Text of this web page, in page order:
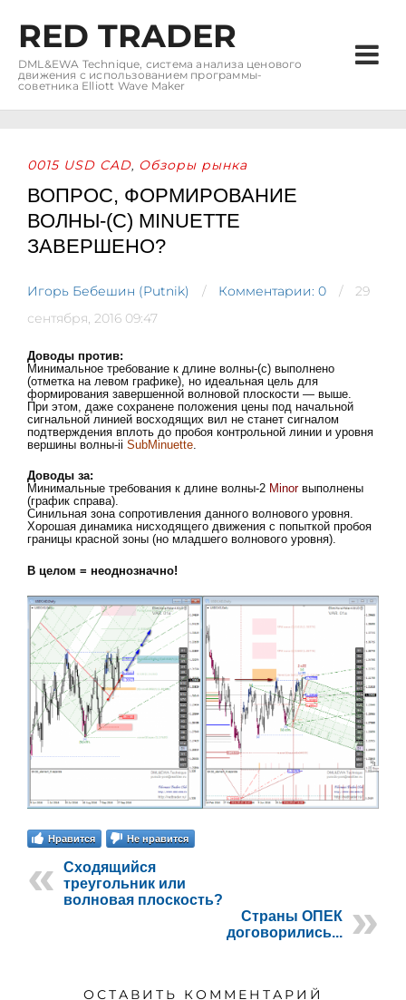
RED TRADER
DML&EWA Technique, система анализа ценового
движения с использованием программы-
советника Elliott Wave Maker
0015 USD CAD, Обзоры рынка
ВОПРОС, ФОРМИРОВАНИЕ
ВОЛНЫ-(С) MINUETTE
ЗАВЕРШЕНО?
Игорь Бебешин (Putnik) Комментарии: 0
29
сентября, 2016 09:47
Доводы против:
Минимальное требование к длине волны-(с) выполнено
(отметка на левом графике), но идеальная цель для
формирования завершенной волновой плоскости — выше.
При этом, даже сохранене положения цены под начальной
сигнальной линией восходящих вил не станет сигналом
подтверждения вплоть до пробоя контрольной линии и уровня
вершины волны-ii SubMinuette.
Доводы за:
Минимальные требования к длине волны-2 Minorвыполнены
(график справа).
Синильная зона сопротивления данного волнового уровня.
Хорошая динамика нисходящего движения с попыткой пробоя
границы красной зоны (но младшего волнового уровня).
В целом = неоднозначно!
Нравится Не нравится
Сходящийся
треугольник или
волновая плоскость?
Страны ОПЕК
договорились...
ОСТАВИТЬ КОММЕНТАРИЙ